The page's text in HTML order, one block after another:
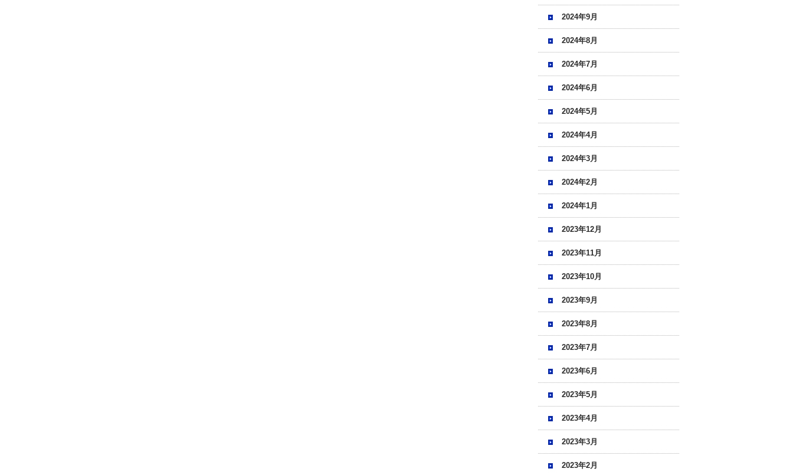
2024年9月
2024年8月
2024年7月
2024年6月
2024年5月
2024年4月
2024年3月
2024年2月
2024年1月
2023年12月
2023年11月
2023年10月
2023年9月
2023年8月
2023年7月
2023年6月
2023年5月
2023年4月
2023年3月
2023年2月